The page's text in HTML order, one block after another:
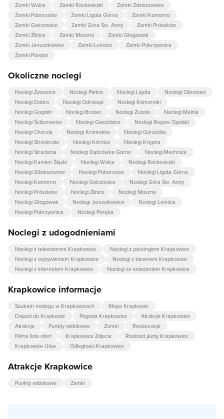
Zamki Walce Zamki Racławiczki
Zamki Zdzieszowice
Zamki Poborszów
Zamki Ligota Górna
Zamki Komorno
Zamki Golczowice
Zamki Góra Św. Anny
Zamki Prószków
Zamki Źlinice
Zamki Moszna
Zamki Głogówek
Zamki Januszkowice
Zamki Leśnica
Zamki Pokrzywnica
Zamki Poręba
Okoliczne noclegi
Noclegi Żywocice Noclegi Pietna Noclegi Ligota
Noclegi Obrowiec
Noclegi Dobra
Noclegi Odrowąż
Noclegi Komorniki
Noclegi Gogolin
Noclegi Brożec Noclegi Żużela
Noclegi Malnia
Noclegi Ściborowice
Noclegi Gwoździce
Noclegi Rogów Opolski
Noclegi Chorula
Noclegi Kromołów
Noclegi Górażdże
Noclegi Strzeleczki
Noclegi Kórnica
Noclegi Krępna
Noclegi Stradunia
Noclegi Dąbrówka Górna
Noclegi Mechnica
Noclegi Kamień Śląski
Noclegi Walce
Noclegi Racławiczki
Noclegi Zdzieszowice
Noclegi Poborszów
Noclegi Ligota Górna
Noclegi Komorno
Noclegi Golczowice
Noclegi Góra Św. Anny
Noclegi Prószków
Noclegi Źlinice
Noclegi Moszna
Noclegi Głogówek
Noclegi Januszkowice
Noclegi Leśnica
Noclegi Pokrzywnica
Noclegi Poręba
Noclegi z udogodnieniami
Noclegi z telewizorem Krapkowice
Noclegi z parkingiem Krapkowice
Noclegi z wyżywieniem Krapkowice
Noclegi z basenem Krapkowice
Noclegi z internetem Krapkowice
Noclegi ze śniadaniem Krapkowice
Krapkowice informacje
Szukam noclegu w Krapkowicach
Mapa Krapkowic
Dojazd do Krapkowic
Pogoda Krapkowice
Atrakcje Krapkowice
Atrakcje
Punkty widokowe Zamki
Restauracje
Pełna lista ofert
Krapkowice Zdjecia
Rozkład jazdy Krapkowice
Krapkowice Ulice
Odległości Krapkowice
Atrakcje Krapkowice
Punkty widokowe Zamki